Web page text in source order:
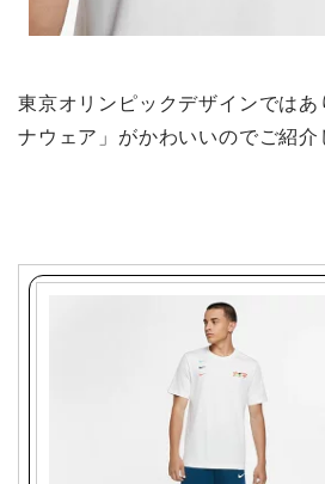
東京オリンピックデザインではあ
ナウェア」がかわいいのでご紹介